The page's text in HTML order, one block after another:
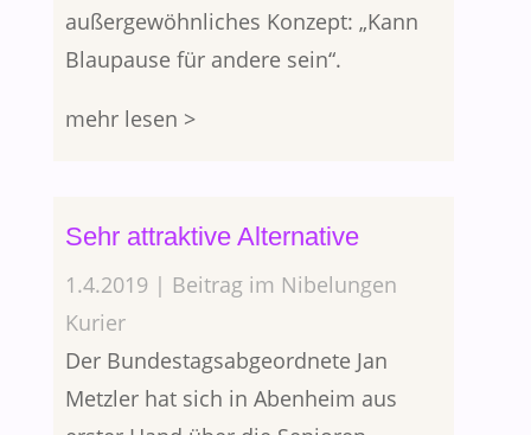
außergewöhnliches Konzept: „Kann
Blaupause für andere sein“.
mehr lesen >
Sehr attraktive Alternative
1.4.2019 | Beitrag im Nibelungen
Kurier
Der Bundestagsabgeordnete Jan
Metzler hat sich in Abenheim aus